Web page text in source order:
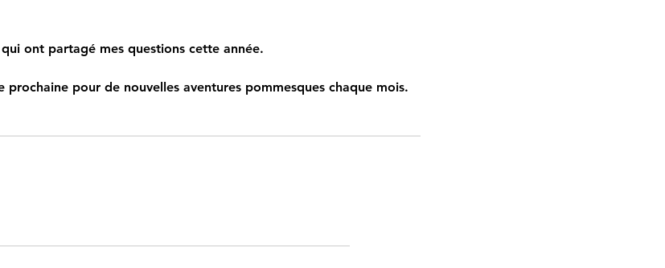
ont partagé mes questions cette année.
prochaine pour de nouvelles aventures pommesques chaque mois.